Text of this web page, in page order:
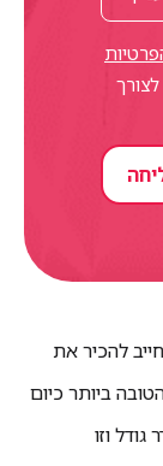
להכיר את
ביותר כיום
וזו